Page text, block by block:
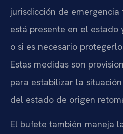
jurisdicción de
está presente en el estado
o si es necesario
Estas medidas son
para estabilizar la
del estado de origen
El bufete también maneja